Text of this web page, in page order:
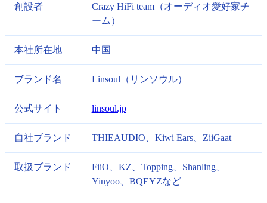
創設者
Crazy HiFi team（オーディオ愛好家チ
ーム）
本社所在地 中国
ブランド名 Linsoul（リンソウル）
公式サイト linsoul.jp
自社ブランド THIEAUDIO、Kiwi Ears、ZiiGaat
取扱ブランド
FiiO、KZ、Topping、Shanling、
Yinyoo、BQEYZなど